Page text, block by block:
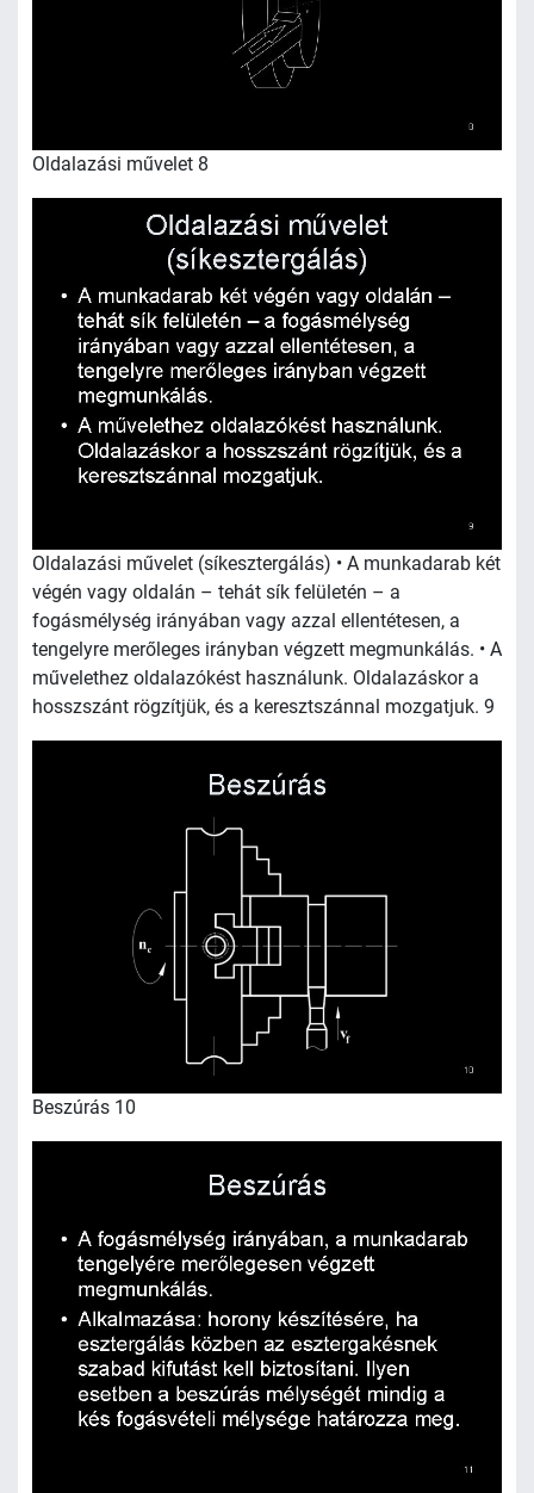
Oldalazási művelet 8
Oldalazási művelet (síkesztergálás) • A munkadarab két
végén vagy oldalán – tehát sík felületén – a
fogásmélység irányában vagy azzal ellentétesen, a
tengelyre merőleges irányban végzett megmunkálás. • A
művelethez oldalazókést használunk. Oldalazáskor a
hosszszánt rögzítjük, és a keresztszánnal mozgatjuk. 9
Beszúrás 10